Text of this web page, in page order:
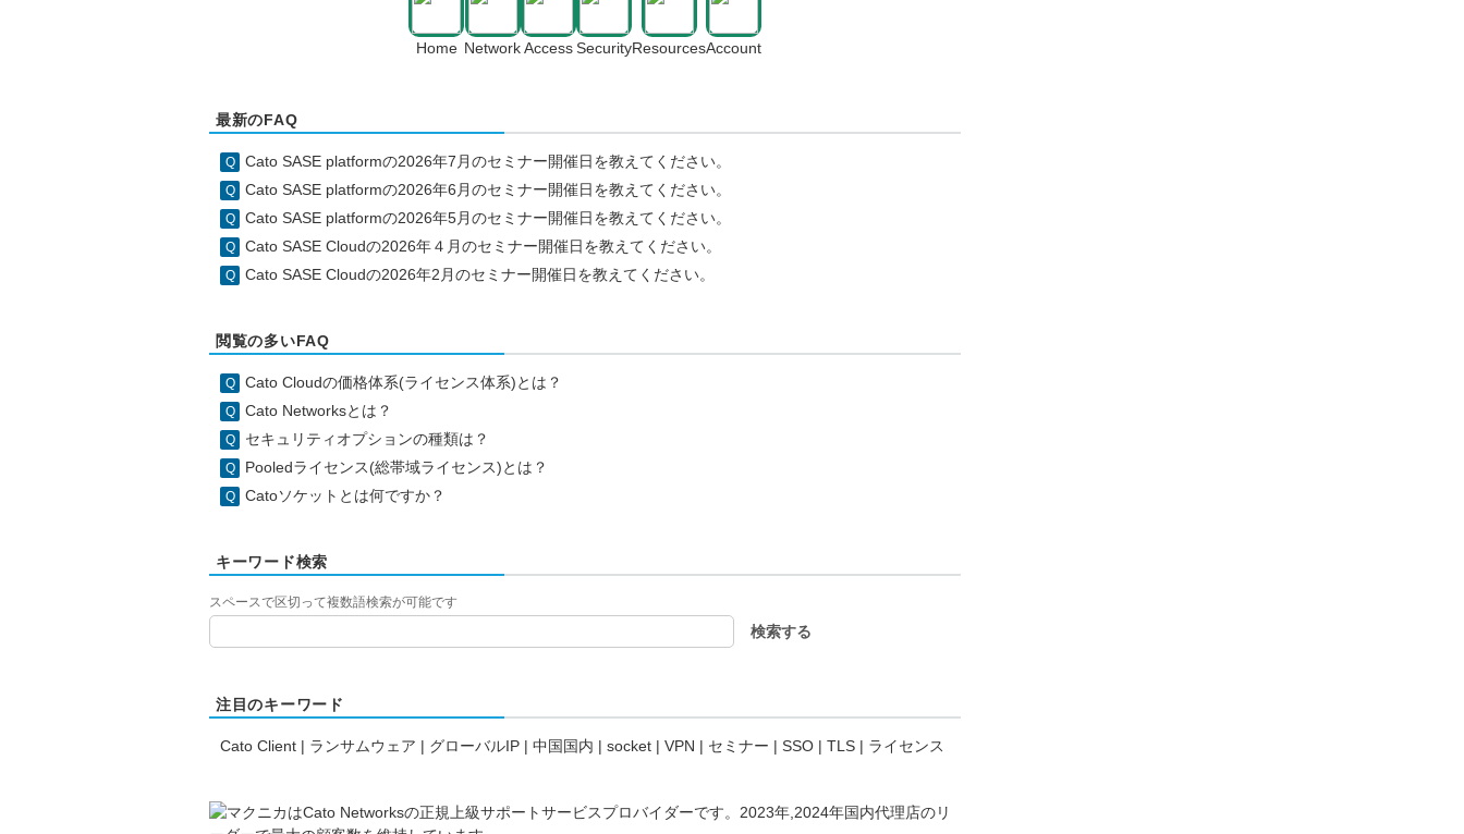
Home NetworkAccessSecurityResourcesAccount
最新のFAQ
Cato SASE platformの2026年7月のセミナー開催日を教えてください。
Cato SASE platformの2026年6月のセミナー開催日を教えてください。
Cato SASE platformの2026年5月のセミナー開催日を教えてください。
Cato SASE Cloudの2026年４月のセミナー開催日を教えてください。
Cato SASE Cloudの2026年2月のセミナー開催日を教えてください。
閲覧の多いFAQ
Cato Cloudの価格体系(ライセンス体系)とは？
Cato Networksとは？
セキュリティオプションの種類は？
Pooledライセンス(総帯域ライセンス)とは？
Catoソケットとは何ですか？
キーワード検索
スペースで区切って複数語検索が可能です
注目のキーワード
Cato Client | ランサムウェア | グローバルIP | 中国国内 | socket | VPN | セミナー | SSO | TLS | ライセンス